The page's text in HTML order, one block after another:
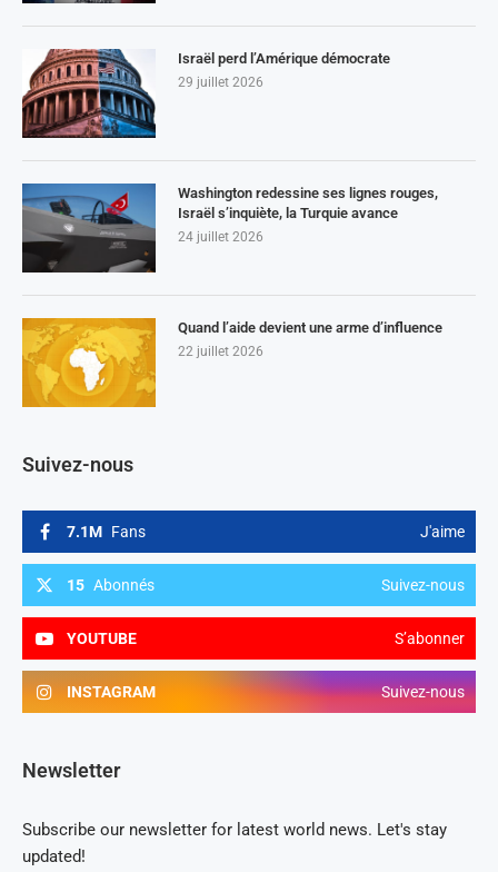
Israël perd l’Amérique démocrate
29 juillet 2026
Washington redessine ses lignes rouges,
Israël s’inquiète, la Turquie avance
24 juillet 2026
Quand l’aide devient une arme d’influence
22 juillet 2026
Suivez-nous
7.1M Fans J'aime
15 Abonnés Suivez-nous
YOUTUBE S’abonner
INSTAGRAM Suivez-nous
Newsletter
Subscribe our newsletter for latest world news. Let's stay
updated!